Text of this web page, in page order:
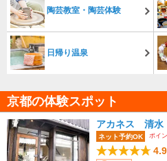
陶芸教室・陶芸体験
日帰り温泉
京都の体験スポット
アカネス 清水
ネット予約OK ポイ
4.9